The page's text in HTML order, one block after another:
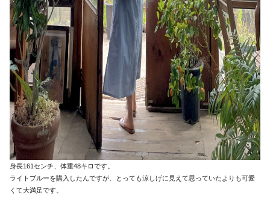
身長161センチ、体重48キロです。
ライトブルーを購入したんですが、とっても涼しげに見えて思っていたよりも可愛
くて大満足です。